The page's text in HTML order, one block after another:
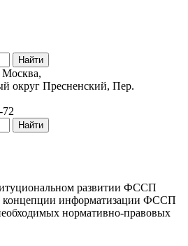
Москва,
округ Пресненский, Пер.
развитии ФССП
концепции информатизации ФССП
нормативно-правовых